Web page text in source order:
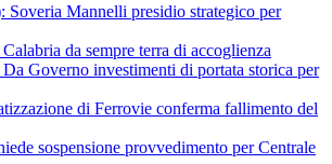
Soveria Mannelli presidio strategico per
da sempre terra di accoglienza
Governo investimenti di portata storica per
di Ferrovie conferma fallimento del
sospensione provvedimento per Centrale